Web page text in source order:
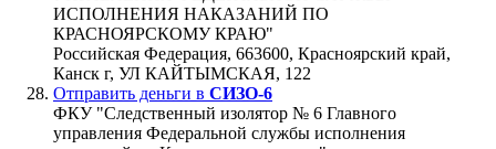
ИСПОЛНЕНИЯ НАКАЗАНИЙ ПО
КРАСНОЯРСКОМУ КРАЮ"
Российская Федерация, 663600, Красноярский край,
Канск г, УЛ КАЙТЫМСКАЯ, 122
Отправить деньги в СИЗО-6
ФКУ "Следственный изолятор № 6 Главного
управления Федеральной службы исполнения